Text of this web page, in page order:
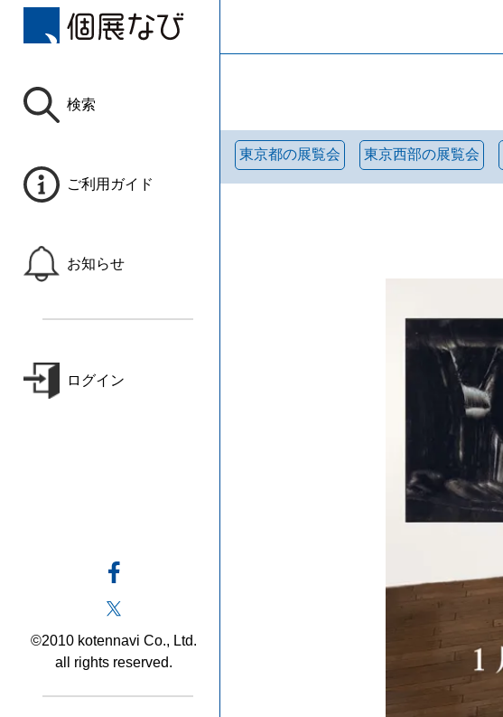
検索
ご利用ガイド
お知らせ
ログイン
©2010 kotennavi Co., Ltd.
all rights reserved.
東京都の展覧会 東京西部の展覧会